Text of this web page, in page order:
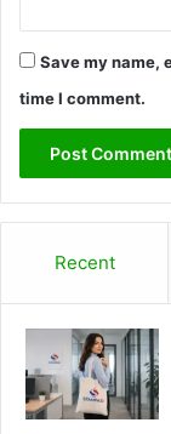
Save my name,
time I comment.
Recent